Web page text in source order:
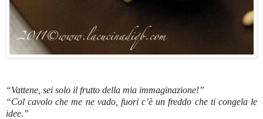
“Vattene, sei solo il frutto della mia immaginazione!”
“Col cavolo che me ne vado, fuori c’è un freddo che ti congela le
idee.”